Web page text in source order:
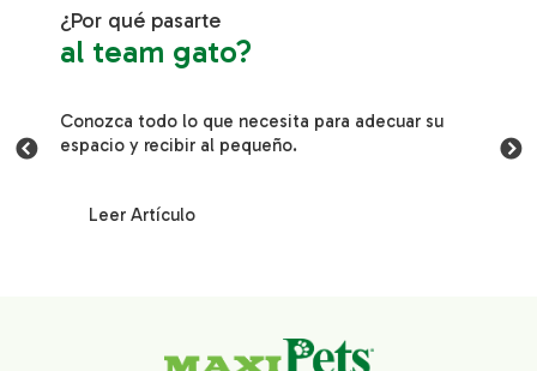
¿Por qué pasarte
al team gato?
Conozca todo lo que necesita para adecuar su
espacio y recibir al pequeño.
Leer Artículo